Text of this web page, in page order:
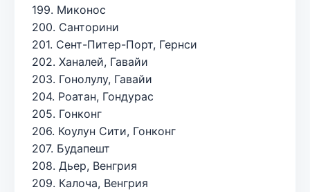
199. Миконос
200. Санторини
201. Сент-Питер-Порт, Гернси
202. Ханалей, Гавайи
203. Гонолулу, Гавайи
204. Роатан, Гондурас
205. Гонконг
206. Коулун Сити, Гонконг
207. Будапешт
208. Дьер, Венгрия
209. Калоча, Венгрия